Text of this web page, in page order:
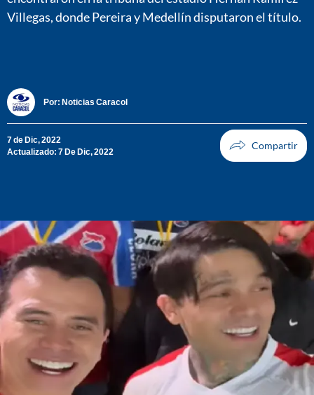
Villegas, donde Pereira y Medellín disputaron el título.
Por: Noticias Caracol
7 de Dic, 2022
Actualizado: 7 De Dic, 2022